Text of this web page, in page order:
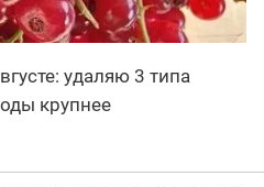
удаляю 3 типа
крупнее